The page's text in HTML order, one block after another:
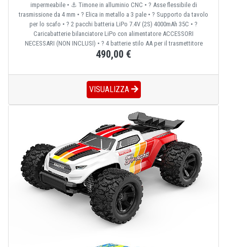
impermeabile • ⚓ Timone in alluminio CNC • ? Asse flessibile di
trasmissione da 4 mm • ? Elica in metallo a 3 pale • ? Supporto da tavolo
per lo scafo • ? 2 pacchi batteria LiPo 7.4V (2S) 4000mAh 35C • ?
Caricabatterie bilanciatore LiPo con alimentatore ACCESSORI
NECESSARI (NON INCLUSI) • ? 4 batterie stilo AA per il trasmettitore
490,00 €
VISUALIZZA